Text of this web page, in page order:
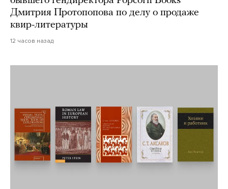
Дмитрия Протопопова по делу о продаже
квир-литературы
12 часов назад